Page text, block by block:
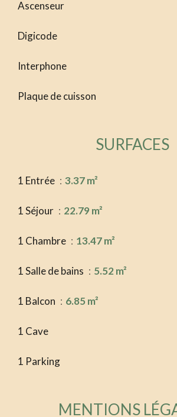
Ascenseur
Digicode
Interphone
Plaque de cuisson
SURFACES
1 Entrée 3.37 m²
1 Séjour 22.79 m²
1 Chambre 13.47 m²
1 Salle de bains 5.52 m²
1 Balcon 6.85 m²
1 Cave
1 Parking
MENTIONS